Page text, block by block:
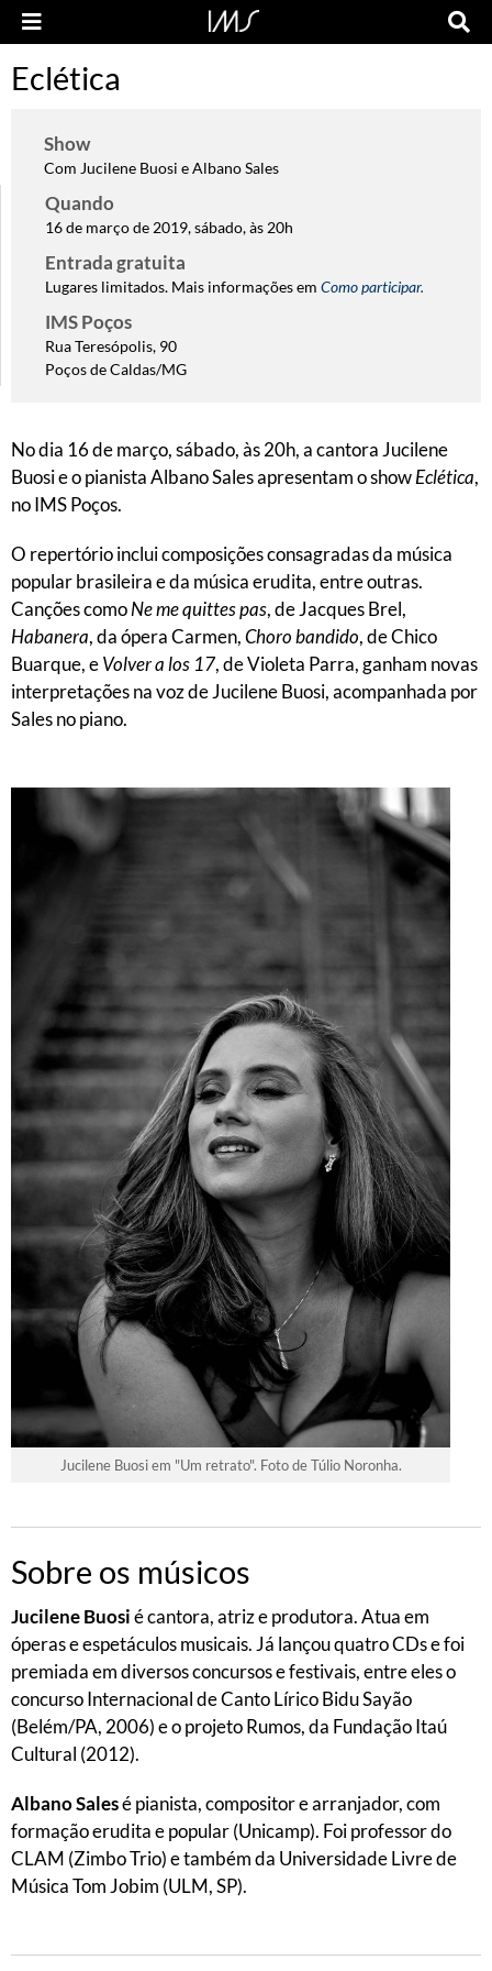
Eclética
Show
Com Jucilene Buosi e Albano Sales
Quando
16 de março de 2019, sábado, às 20h
Entrada gratuita
Lugares limitados. Mais informações em Como participar.
IMS Poços
Rua Teresópolis, 90
Poços de Caldas/MG
No dia 16 de março, sábado, às 20h, a cantora Jucilene
Buosi e o pianista Albano Sales apresentam o showEclética,
no IMS Poços.
O repertório inclui composições consagradas da música
popular brasileira e da música erudita, entre outras.
Canções comoNe me quittes pas, de Jacques Brel,
Habanera, da ópera Carmen,Choro bandido, de Chico
Buarque, eVolver a los 17, de Violeta Parra, ganham novas
interpretações na voz de Jucilene Buosi, acompanhada por
Sales no piano.
Jucilene Buosi em "Um retrato". Foto de Túlio Noronha.
Sobre os músicos
Jucilene Buosié cantora, atriz e produtora. Atua em
óperas e espetáculos musicais. Já lançou quatro CDs e foi
premiada em diversos concursos e festivais, entre eles o
concurso Internacional de Canto Lírico Bidu Sayão
(Belém/PA, 2006) e o projeto Rumos, da Fundação Itaú
Cultural (2012).
Albano Salesé pianista, compositor e arranjador, com
formação erudita e popular (Unicamp). Foi professor do
CLAM (Zimbo Trio) e também da Universidade Livre de
Música Tom Jobim (ULM, SP).